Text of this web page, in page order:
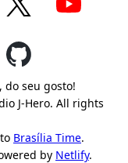
do seu gosto!
J-Hero. All rights
Brasília Time.
by Netlify.